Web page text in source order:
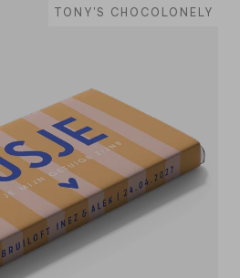
TONY'S CHOCOLONELY